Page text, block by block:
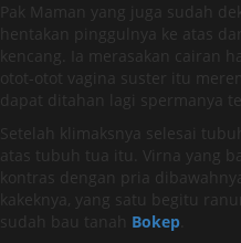
Pak Maman yang juga sudah
hentakan pinggulnya ke atas
kencang. Ia merasakan cairan
otot-otot vagina suster itu
dapat ditahan lagi spermanya
Setelah klimaksnya selesai
atas tubuh tua itu. Virna yang
kontras dengan pria
kakeknya, yang satu begitu
sudah bau tanah Bokep